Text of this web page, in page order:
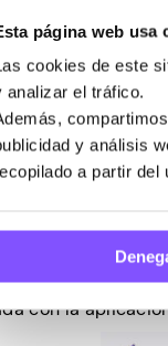
página web usa
cookies de este
analizar el tráfico.
y análisis
a partir
lo mejor y
en
un nombre
que vienen
con la